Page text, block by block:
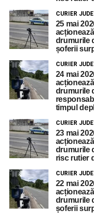
CURIER
25 mai
drumurile
șoferii
CURIER
24 mai
drumurile
timpul
CURIER
23 mai
drumurile
risc rutier
CURIER
22 mai
drumurile
șoferii